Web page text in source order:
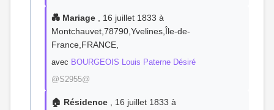
💑 Mariage , 16 juillet 1833 à
Montchauvet,78790,Yvelines,Île-de-
France,FRANCE,
avec BOURGEOIS Louis Paterne Désiré
@S2955@
🏠 Résidence , 16 juillet 1833 à